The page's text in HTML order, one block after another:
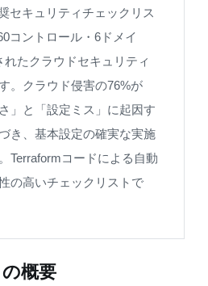
セキュリティチェックリス
コントロール・6ドメイ
れたクラウドセキュリティ
。クラウド侵害の76%が
」と「設定ミス」に起因す
き、基本設定の確実な実施
Terraformコードによる自動
の高いチェックリストで
概要